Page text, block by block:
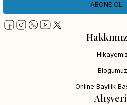
Blogumuz
Online Bayilik
ABONE OL